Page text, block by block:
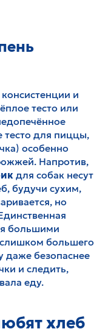
и
тесто или
тесто для пиццы,
особенно
Напротив,
для собак несут
будучи сухим,
но
большими
большего
даже безопаснее
и следить,
еду.
хлеб